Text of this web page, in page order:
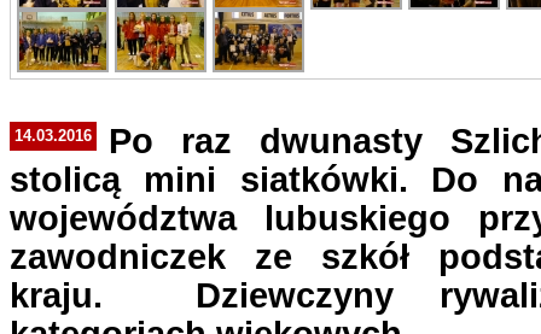
14.03.2016
Po raz dwunasty
stolicą mini siatkówki. Do
województwa lubuskiego
zawodniczek ze szkół
kraju. Dziewczyny